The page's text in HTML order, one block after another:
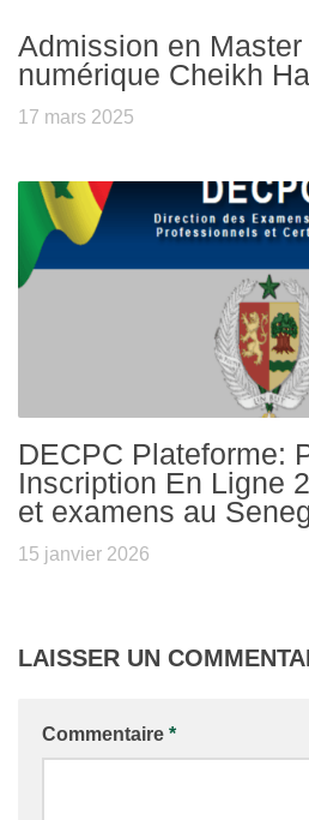
Admission en
numérique Cheikh
17 mars 2025
DECPC Plateforme:
Inscription En Ligne
et examens au
15 janvier 2026
LAISSER UN
Commentaire *